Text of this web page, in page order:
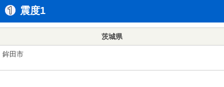
震度1
茨城県
鉾田市